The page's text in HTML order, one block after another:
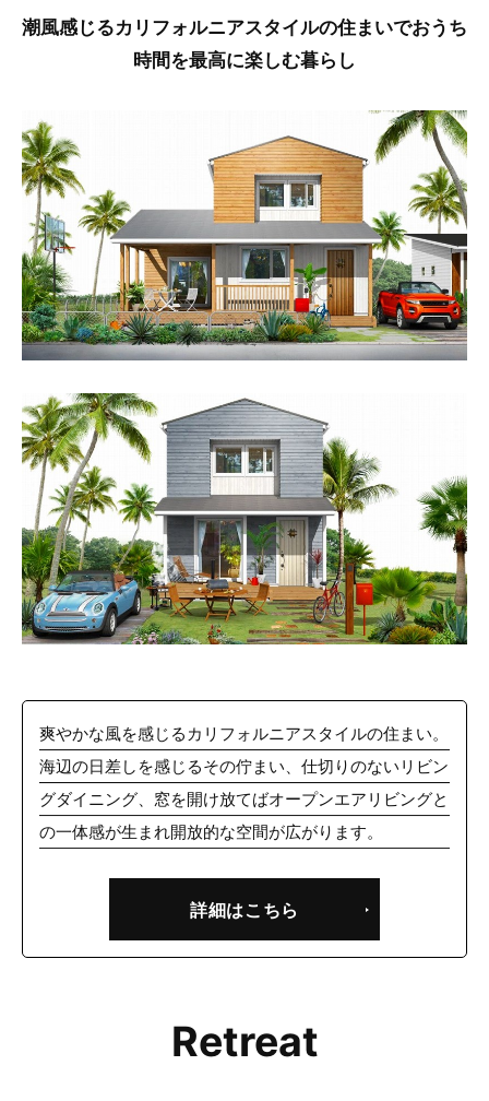
潮風感じるカリフォルニアスタイルの住まいでおうち
時間を最高に楽しむ暮らし
爽やかな風を感じるカリフォルニアスタイルの住まい。
海辺の日差しを感じるその佇まい、仕切りのないリビン
グダイニング、窓を開け放てばオープンエアリビングと
の一体感が生まれ開放的な空間が広がります。
詳細はこちら
Retreat